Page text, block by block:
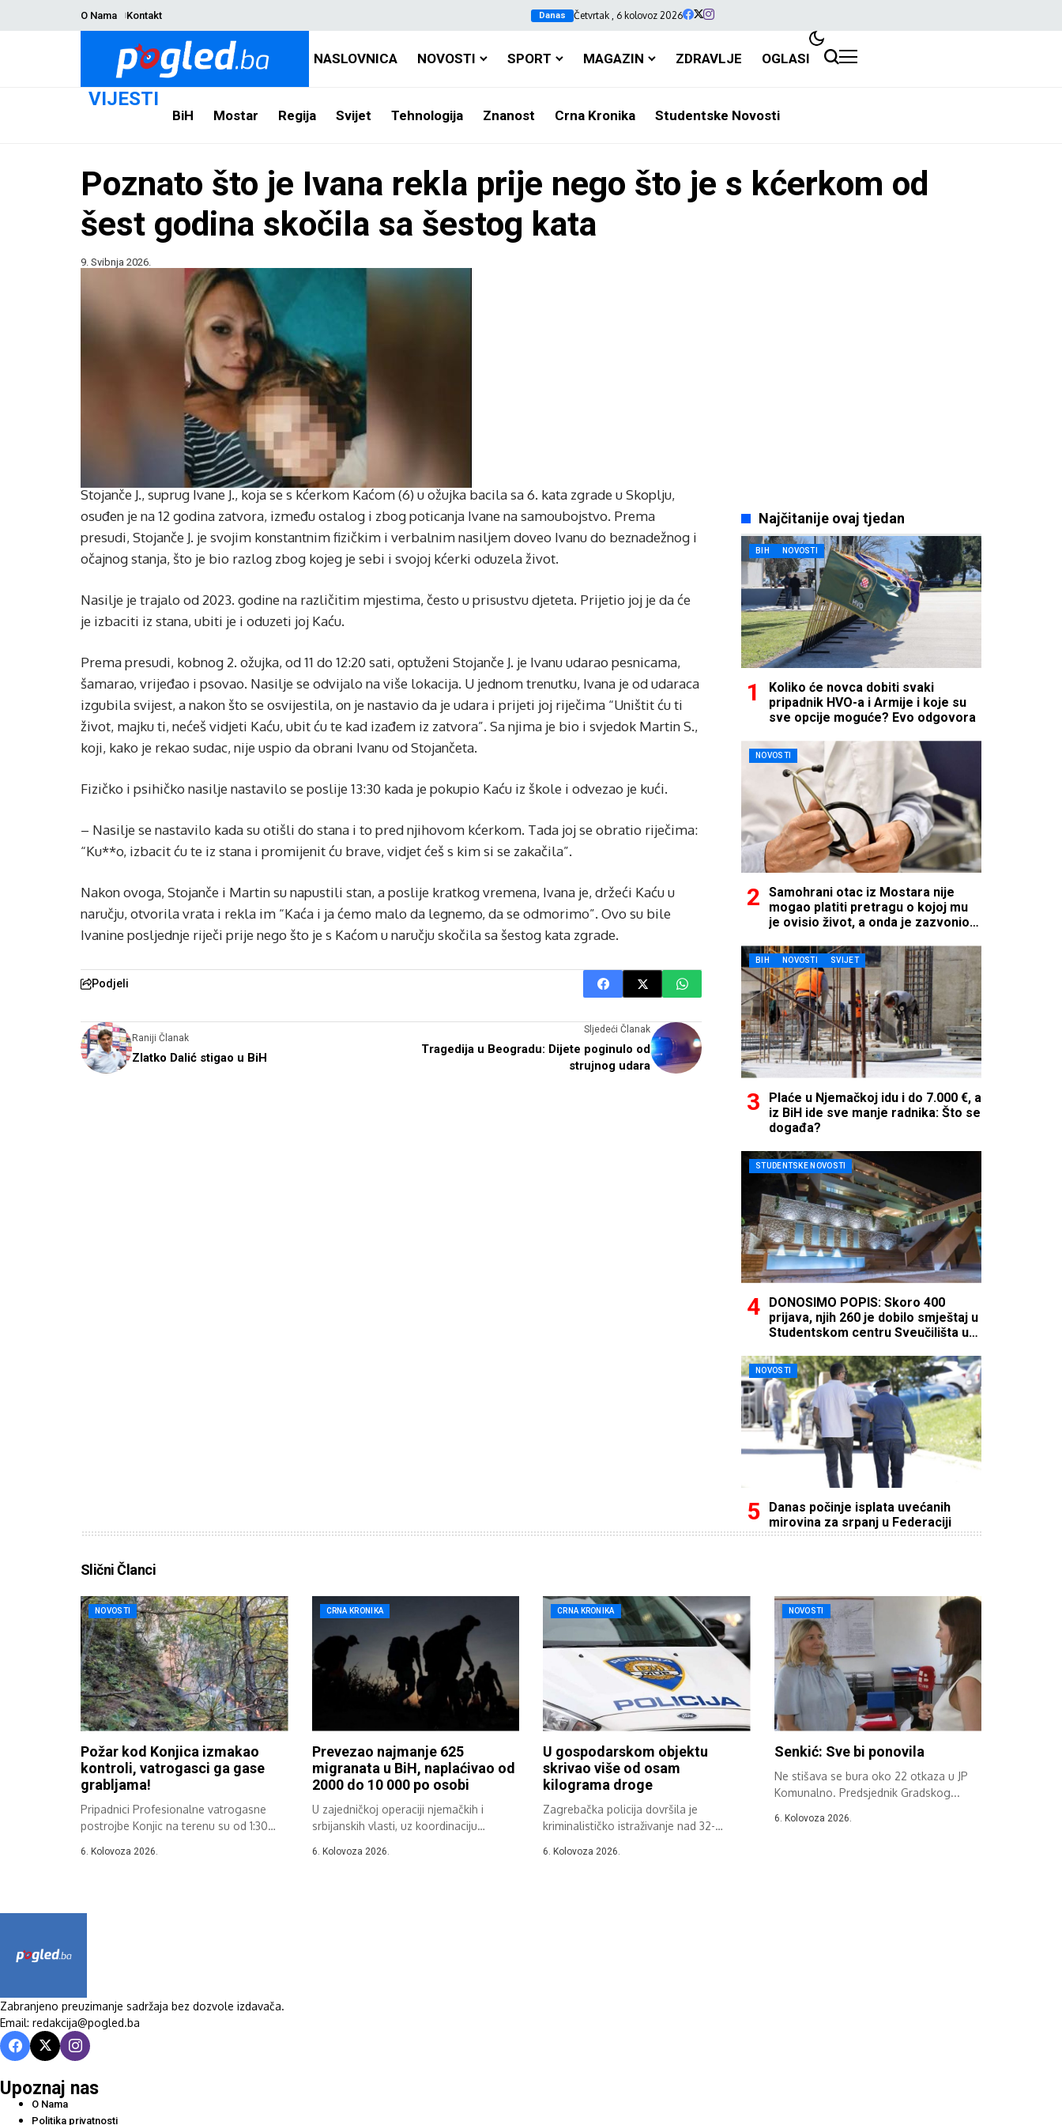
O Nama Kontakt Danas Četvrtak , 6 kolovoz 2026
NASLOVNICA NOVOSTI SPORT MAGAZIN ZDRAVLJE OGLASI
VIJESTI
BiH Mostar Regija Svijet Tehnologija Znanost Crna Kronika Studentske Novosti
Poznato što je Ivana rekla prije nego što je s kćerkom od
šest godina skočila sa šestog kata
9. Svibnja 2026.
Stojanče J., suprug Ivane J., koja se s kćerkom Kaćom (6) u ožujka bacila sa 6. kata zgrade u Skoplju,
osuđen je na 12 godina zatvora, između ostalog i zbog poticanja Ivane na samoubojstvo. Prema
presudi, Stojanče J. je svojim konstantnim fizičkim i verbalnim nasiljem doveo Ivanu do beznadežnog i
očajnog stanja, što je bio razlog zbog kojeg je sebi i svojoj kćerki oduzela život.
Nasilje je trajalo od 2023. godine na različitim mjestima, često u prisustvu djeteta. Prijetio joj je da će
je izbaciti iz stana, ubiti je i oduzeti joj Kaću.
Prema presudi, kobnog 2. ožujka, od 11 do 12:20 sati, optuženi Stojanče J. je Ivanu udarao pesnicama,
šamarao, vrijeđao i psovao. Nasilje se odvijalo na više lokacija. U jednom trenutku, Ivana je od udaraca
izgubila svijest, a nakon što se osvijestila, on je nastavio da je udara i prijeti joj riječima “Uništit ću ti
život, majku ti, nećeš vidjeti Kaću, ubit ću te kad izađem iz zatvora”. Sa njima je bio i svjedok Martin S.,
koji, kako je rekao sudac, nije uspio da obrani Ivanu od Stojančeta.
Fizičko i psihičko nasilje nastavilo se poslije 13:30 kada je pokupio Kaću iz škole i odvezao je kući.
– Nasilje se nastavilo kada su otišli do stana i to pred njihovom kćerkom. Tada joj se obratio riječima:
“Ku**o, izbacit ću te iz stana i promijenit ću brave, vidjet ćeš s kim si se zakačila”.
Nakon ovoga, Stojanče i Martin su napustili stan, a poslije kratkog vremena, Ivana je, držeći Kaću u
naručju, otvorila vrata i rekla im “Kaća i ja ćemo malo da legnemo, da se odmorimo”. Ovo su bile
Ivanine posljednje riječi prije nego što je s Kaćom u naručju skočila sa šestog kata zgrade.
Podjeli
Raniji Članak
Zlatko Dalić stigao u BiH
Sljedeći Članak
Tragedija u Beogradu: Dijete poginulo od
strujnog udara
Najčitanije ovaj tjedan
BIH NOVOSTI
Koliko će novca dobiti svaki
pripadnik HVO-a i Armije i koje su
sve opcije moguće? Evo odgovora
NOVOSTI
Samohrani otac iz Mostara nije
mogao platiti pretragu o kojoj mu
je ovisio život, a onda je zazvonio
BIH NOVOSTI SVIJET
Plaće u Njemačkoj idu i do 7.000 €, a
iz BiH ide sve manje radnika: Što se
događa?
STUDENTSKE NOVOSTI
DONOSIMO POPIS: Skoro 400
prijava, njih 260 je dobilo smještaj u
Studentskom centru Sveučilišta u
NOVOSTI
Danas počinje isplata uvećanih
mirovina za srpanj u Federaciji
Slični Članci
NOVOSTI
Požar kod Konjica izmakao
kontroli, vatrogasci ga gase
grabljama!
Pripadnici Profesionalne vatrogasne
postrojbe Konjic na terenu su od 1:30
6. Kolovoza 2026.
CRNA KRONIKA
Prevezao najmanje 625
migranata u BiH, naplaćivao od
2000 do 10 000 po osobi
U zajedničkoj operaciji njemačkih i
srbijanskih vlasti, uz koordinaciju
6. Kolovoza 2026.
CRNA KRONIKA
U gospodarskom objektu
skrivao više od osam
kilograma droge
Zagrebačka policija dovršila je
kriminalističko istraživanje nad 32-
6. Kolovoza 2026.
NOVOSTI
Senkić: Sve bi ponovila
Ne stišava se bura oko 22 otkaza u JP
Komunalno. Predsjednik Gradskog...
6. Kolovoza 2026.
Zabranjeno preuzimanje sadržaja bez dozvole izdavača.
Email: redakcija@pogled.ba
Upoznaj nas
O Nama
Politika privatnosti